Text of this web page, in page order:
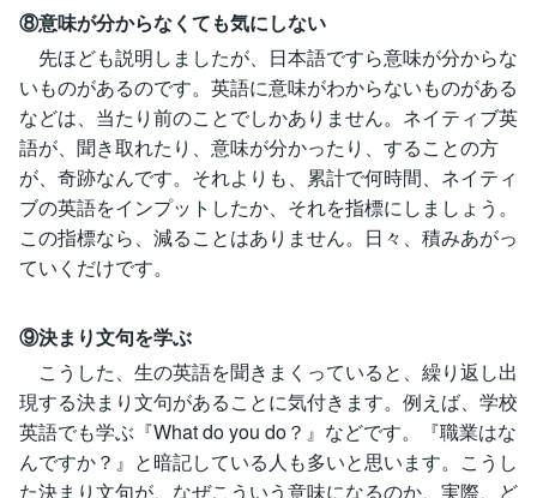
⑧意味が分からなくても気にしない
先ほども説明しましたが、日本語ですら意味が分からな
いものがあるのです。英語に意味がわからないものがある
などは、当たり前のことでしかありません。ネイティブ英
語が、聞き取れたり、意味が分かったり、することの方
が、奇跡なんです。それよりも、累計で何時間、ネイティ
ブの英語をインプットしたか、それを指標にしましょう。
この指標なら、減ることはありません。日々、積みあがっ
ていくだけです。
⑨決まり文句を学ぶ
こうした、生の英語を聞きまくっていると、繰り返し出
現する決まり文句があることに気付きます。例えば、学校
英語でも学ぶ『What do you do？』などです。『職業はな
んですか？』と暗記している人も多いと思います。こうし
た決まり文句が、なぜこういう意味になるのか、実際、ど